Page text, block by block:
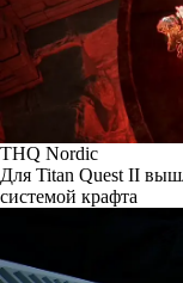
THQ Nordic
Для Titan Quest II
системой крафта